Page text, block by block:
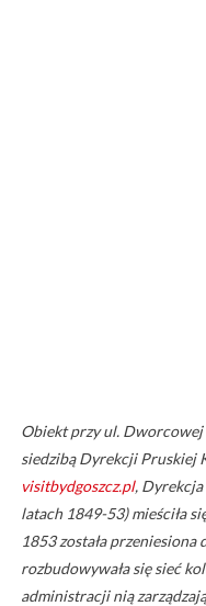
Obiekt przy ul. Dworcowej
siedzibą Dyrekcji Pruskiej
visitbydgoszcz.pl,
latach 1849-53) mieściła
1853 została
rozbudowywała się sieć
administracji nią